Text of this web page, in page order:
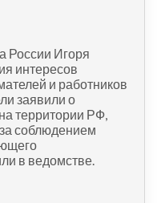
России Игоря
интересов
и работников
заявили о
территории РФ,
соблюдением
в ведомстве.